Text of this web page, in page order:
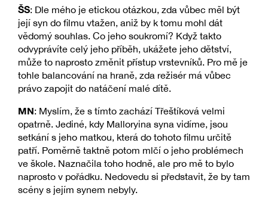
ŠS: Dle mého je etickou otázkou, zda vůbec měl být
její syn do filmu vtažen, aniž by k tomu mohl dát
vědomý souhlas. Co jeho soukromí? Když takto
odvyprávíte celý jeho příběh, ukážete jeho dětství,
může to naprosto změnit přístup vrstevníků. Pro mě je
tohle balancování na hraně, zda režisér má vůbec
právo zapojit do natáčení malé dítě.
MN: Myslím, že s tímto zachází Třeštíková velmi
opatrně. Jediné, kdy Malloryina syna vidíme, jsou
setkání s jeho matkou, která do tohoto filmu určitě
patří. Poměrně taktně potom mlčí o jeho problémech
ve škole. Naznačila toho hodně, ale pro mě to bylo
naprosto v pořádku. Nedovedu si představit, že by tam
scény s jejím synem nebyly.